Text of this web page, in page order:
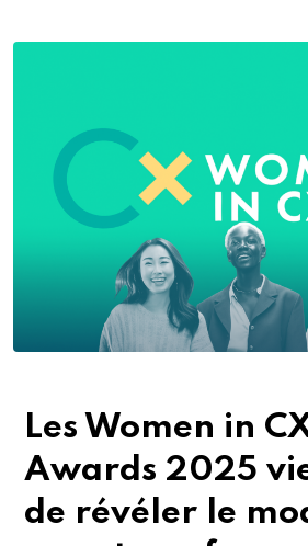
Les Women in
Awards 2025
de révéler le